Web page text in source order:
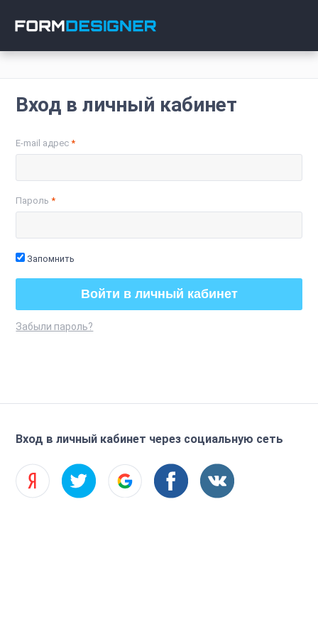
Вход в личный кабинет
E-mail адрес
Пароль
Запомнить
Войти в личный кабинет
Забыли пароль?
Вход в личный кабинет через социальную сеть